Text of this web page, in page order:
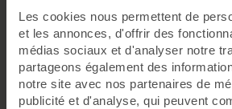
Les cookies nous permettent de
et les annonces, d'offrir des
médias sociaux et d'analyser notre
partageons également des
notre site avec nos partenaires de
publicité et d'analyse, qui peuvent
Comment se rendre
thalassothérapie de
Baie de La Baule ?